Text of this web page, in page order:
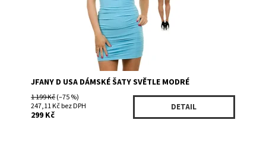
JFANY D USA DÁMSKÉ ŠATY SVĚTLE MODRÉ
1 199 Kč(–75 %)
247,11 Kč bez DPH
299 Kč
DETAIL